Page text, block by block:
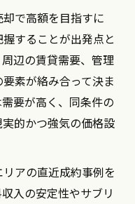
で高額を目指すに
することが出発点と
辺の賃貸需要、管理
素が絡み合って決ま
要が高く、同条件の
的かつ強気の価格設
アの直近成約事例を
入の安定性やサブリ